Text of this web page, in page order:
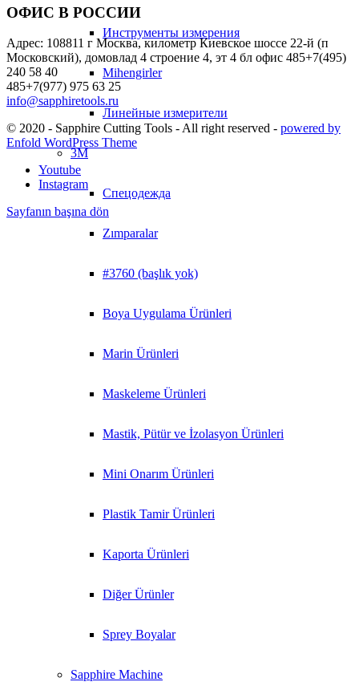
Инструменты измерения
Mihengirler
Линейные измерители
3M
Спецодежда
Zımparalar
#3760 (başlık yok)
Boya Uygulama Ürünleri
Marin Ürünleri
Maskeleme Ürünleri
Mastik, Pütür ve İzolasyon Ürünleri
Mini Onarım Ürünleri
Plastik Tamir Ürünleri
Kaporta Ürünleri
Diğer Ürünler
Sprey Boyalar
Sapphire Machine
ОФИС В РОССИИ
Адрес: 108811 г Москва, километр Киевское шоссе 22-й (п
Московский), домовлад 4 строение 4, эт 4 бл офис 485+7(495)
240 58 40
485+7(977) 975 63 25
info@sapphiretools.ru
© 2020 - Sapphire Cutting Tools - All right reserved - powered by
Enfold WordPress Theme
Youtube
Instagram
Sayfanın başına dön